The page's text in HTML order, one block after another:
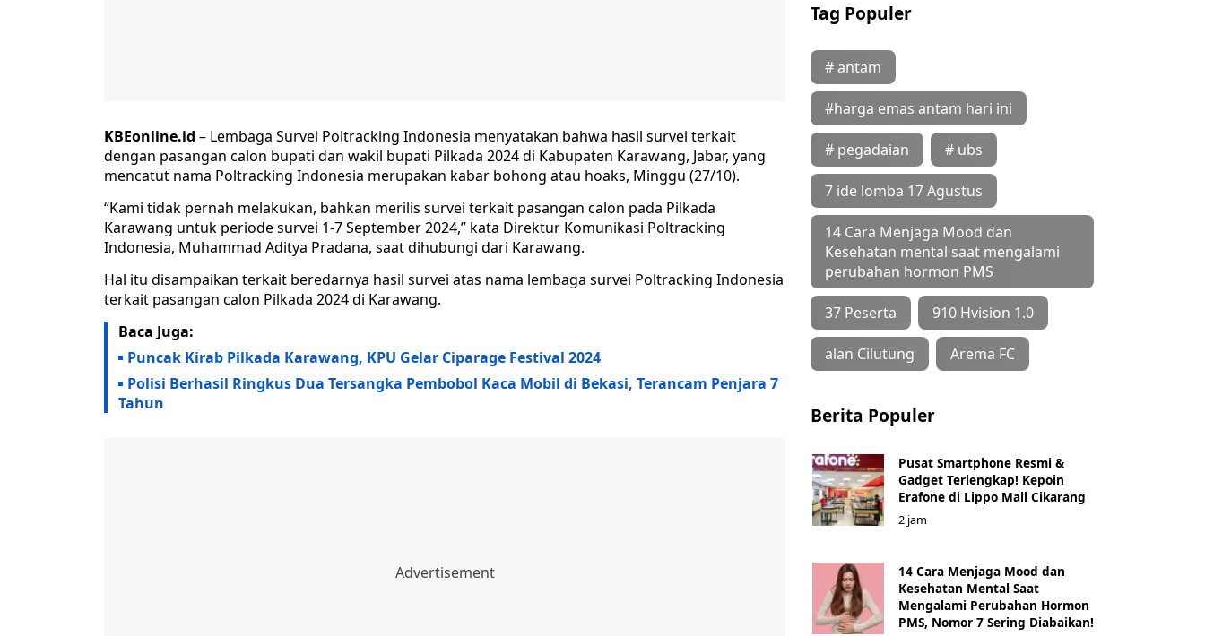
KBEonline.id – Lembaga Survei Poltracking Indonesia menyatakan bahwa hasil survei terkait
dengan pasangan calon bupati dan wakil bupati Pilkada 2024 di Kabupaten Karawang, Jabar, yang
mencatut nama Poltracking Indonesia merupakan kabar bohong atau hoaks, Minggu (27/10).
“Kami tidak pernah melakukan, bahkan merilis survei terkait pasangan calon pada Pilkada
Karawang untuk periode survei 1-7 September 2024,” kata Direktur Komunikasi Poltracking
Indonesia, Muhammad Aditya Pradana, saat dihubungi dari Karawang.
Hal itu disampaikan terkait beredarnya hasil survei atas nama lembaga survei Poltracking Indonesia
terkait pasangan calon Pilkada 2024 di Karawang.
Baca Juga:
Puncak Kirab Pilkada Karawang, KPU Gelar Ciparage Festival 2024
Polisi Berhasil Ringkus Dua Tersangka Pembobol Kaca Mobil di Bekasi, Terancam Penjara 7
Tahun
Tag Populer
# antam
#harga emas antam hari ini
# pegadaian # ubs
7 ide lomba 17 Agustus
14 Cara Menjaga Mood dan
Kesehatan mental saat mengalami
perubahan hormon PMS
37 Peserta 910 Hvision 1.0
alan Cilutung Arema FC
Berita Populer
Pusat Smartphone Resmi &
Gadget Terlengkap! Kepoin
Erafone di Lippo Mall Cikarang
2 jam
14 Cara Menjaga Mood dan
Kesehatan Mental Saat
Mengalami Perubahan Hormon
PMS, Nomor 7 Sering Diabaikan!